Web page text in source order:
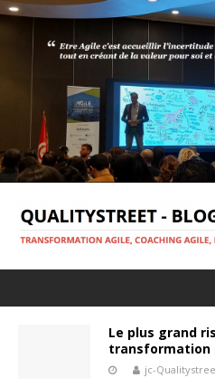
Le plus grand
transformation
jc-